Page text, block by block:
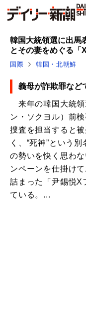
韓国大統領選に出
とその妻をめぐる「
国際 韓国・北朝鮮
義母が詐欺罪など
来年の韓国大統領
ン・ソクヨル）前
捜査を担当すると
く、“死神”という
の勢いを快く思わ
ンペーンを仕掛け
詰まった「尹錫悦X
ている。...